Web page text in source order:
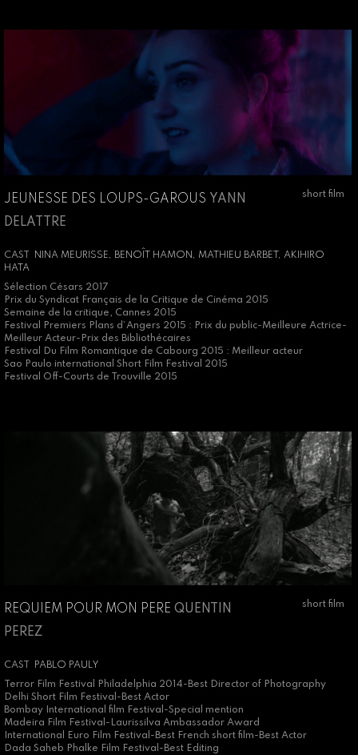
JEUNESSE DES LOUPS-GAROUS YANN
DELATTRE
short film
CAST
NINA MEURISSE, BENOÎT HAMON, MATHIEU BARBET, AKIHIRO
HATA
Sélection Césars 2017
Prix du Syndicat Français de la Critique de Cinéma 2015
Semaine de la critique, Cannes 2015
Festival Premiers Plans d’Angers 2015 : Prix du public-Meilleure Actrice-
Meilleur Acteur-Prix des Bibliothécaires
Festival Du Film Romantique de Cabourg 2015 : Meilleur acteur
Sao Paulo international Short Film Festival 2015
Festival Off-Courts de Trouville 2015
REQUIEM POUR MON PERE QUENTIN
PEREZ
short film
CAST
PABLO PAULY
Terror Film Festival Philadelphia 2014-Best Director of Photography
Delhi Short Film Festival-Best Actor
Bombay International film Festival-Special mention
Madeira Film Festival-Laurissilva Ambassador Award
International Euro Film Festival-Best French short film-Best Actor
Dada Saheb Phalke Film Festival-Best Editing